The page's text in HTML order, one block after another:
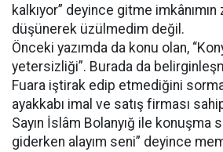
kalkıyor” deyince gitme imkânımın
düşünerek üzülmedim değil.
Önceki yazımda da konu olan,
yetersizliği”. Burada da
Fuara iştirak edip etmediğini
ayakkabı imal ve satış firması
Sayın İslâm Bolanyığ ile konuşma
giderken alayım seni” deyince